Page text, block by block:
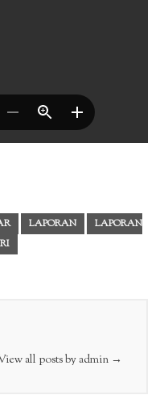
LAPORAN
LAPORAN
all posts by admin →